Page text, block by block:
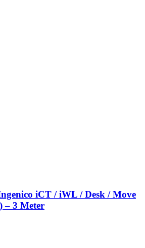
iCT / iWL / Desk / Move
– 3 Meter